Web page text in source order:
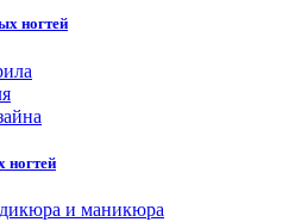
ногтей
ногтей
и маникюра